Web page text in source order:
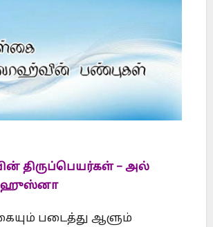
திருப்பெயர்கள் – அல்
ஹுஸ்னா
படைத்து ஆளும்